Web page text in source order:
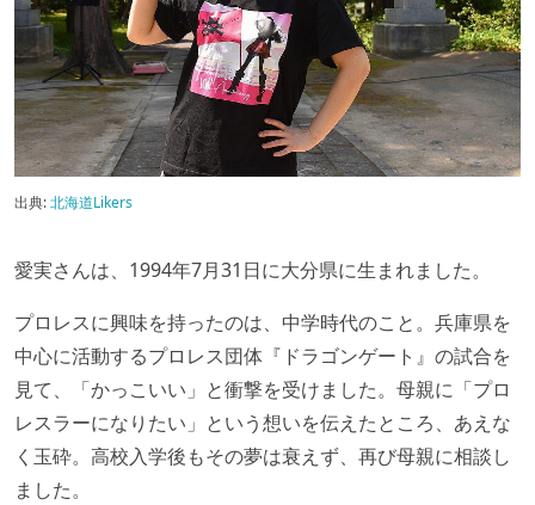
出典:北海道Likers
愛実さんは、1994年7月31日に大分県に生まれました。
プロレスに興味を持ったのは、中学時代のこと。兵庫県を
中心に活動するプロレス団体『ドラゴンゲート』の試合を
見て、「かっこいい」と衝撃を受けました。母親に「プロ
レスラーになりたい」という想いを伝えたところ、あえな
く玉砕。高校入学後もその夢は衰えず、再び母親に相談し
ました。